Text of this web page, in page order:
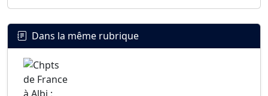
Dans la même rubrique